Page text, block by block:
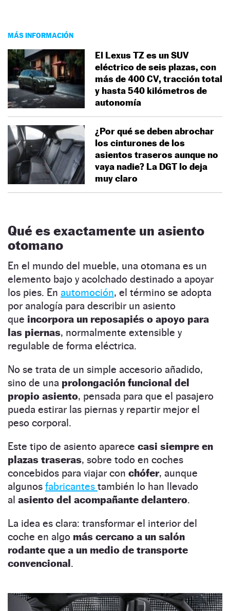
MÁS INFORMACIÓN
El Lexus TZ es un SUV
eléctrico de seis plazas, con
más de 400 CV, tracción total
y hasta 540 kilómetros de
autonomía
¿Por qué se deben abrochar
los cinturones de los
asientos traseros aunque no
vaya nadie? La DGT lo deja
muy claro
Qué es exactamente un asiento
otomano
En el mundo del mueble, una otomana es un
elemento bajo y acolchado destinado a apoyar
los pies. En automoción, el término se adopta
por analogía para describir un asiento
que incorpora un reposapiés o apoyo para
las piernas, normalmente extensible y
regulable de forma eléctrica.
No se trata de un simple accesorio añadido,
sino de una prolongación funcional del
propio asiento, pensada para que el pasajero
pueda estirar las piernas y repartir mejor el
peso corporal.
Este tipo de asiento aparece casi siempre en
plazas traseras, sobre todo en coches
concebidos para viajar con chófer, aunque
algunos fabricantes también lo han llevado
al asiento del acompañante delantero.
La idea es clara: transformar el interior del
coche en algo más cercano a un salón
rodante que a un medio de transporte
convencional.